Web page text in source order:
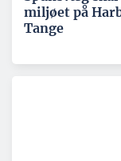
miljøet på
Tange